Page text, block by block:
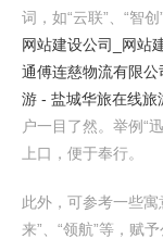
词，如“云联”、“智
网站建设公司_网站
通傅连慈物流有限公
游 - 盐城华旅在线旅
户一目了然。举例“
上口，便于奉行。
此外，可参考一些寓
来”、“领航”等，赋